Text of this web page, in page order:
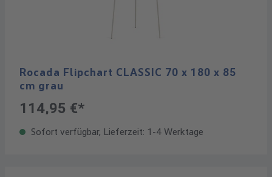
Rocada Flipchart CLASSIC 70 x 180 x 85
cm grau
114,95 €*
Sofort verfügbar, Lieferzeit: 1-4 Werktage